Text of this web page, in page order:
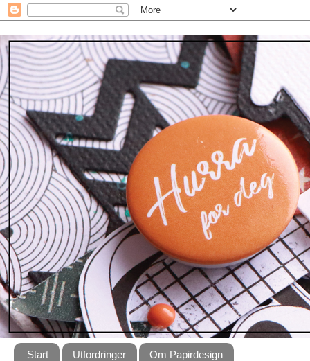
Start Utfordringer Om Papirdesign